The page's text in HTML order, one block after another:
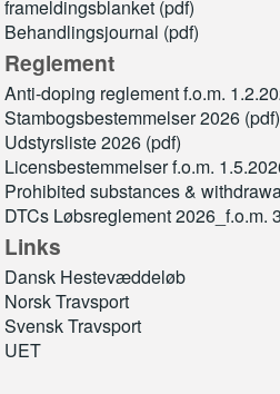
frameldingsblanket (pdf)
Behandlingsjournal (pdf)
Reglement
Anti-doping reglement f.o.m.
Stambogsbestemmelser 2026 (pdf)
Udstyrsliste 2026 (pdf)
Licensbestemmelser f.o.m.
Prohibited substances &
DTCs Løbsreglement 2026_f.o.m.
Links
Dansk Hestevæddeløb
Norsk Travsport
Svensk Travsport
UET